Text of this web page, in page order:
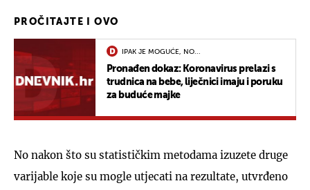
PROČITAJTE I OVO
IPAK JE MOGUĆE, NO...
Pronađen dokaz: Koronavirus prelazi s
trudnica na bebe, liječnici imaju i poruku
za buduće majke
No nakon što su statističkim metodama izuzete druge
varijable koje su mogle utjecati na rezultate, utvrđeno